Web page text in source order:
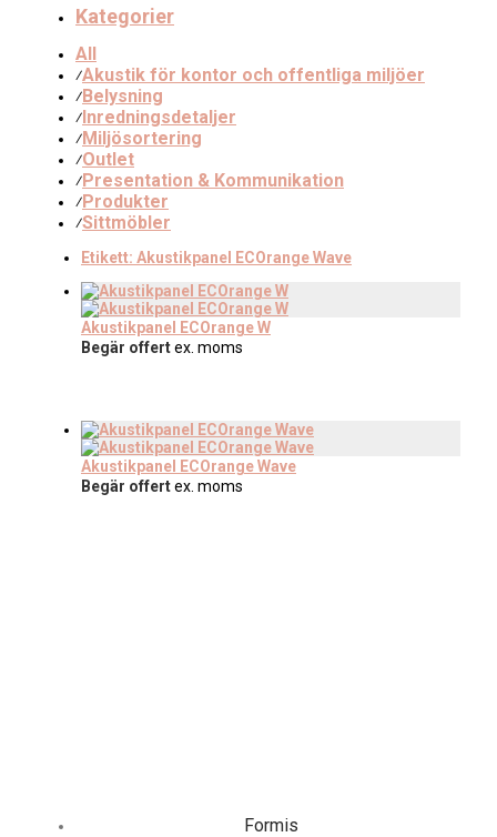
Kategorier
All
⁄Akustik för kontor och offentliga miljöer
⁄Belysning
⁄Inredningsdetaljer
⁄Miljösortering
⁄Outlet
⁄Presentation & Kommunikation
⁄Produkter
⁄Sittmöbler
Etikett: Akustikpanel ECOrange Wave
Akustikpanel ECOrange W
Begär offertex. moms
Akustikpanel ECOrange Wave
Begär offertex. moms
Formis